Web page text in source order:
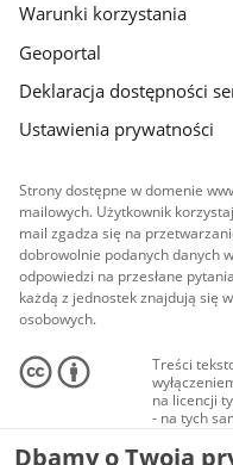
Warunki korzystania
Geoportal
Deklaracja dostępności
Ustawienia prywatności
Strony dostępne w domenie
mailowych. Użytkownik
mail zgadza się na
dobrowolnie podanych danych
odpowiedzi na przesłane
każdą z jednostek znajdują się
osobowych.
Treści
na licencji
- na tych
Materiały
audio i
Dbamy o Twoją